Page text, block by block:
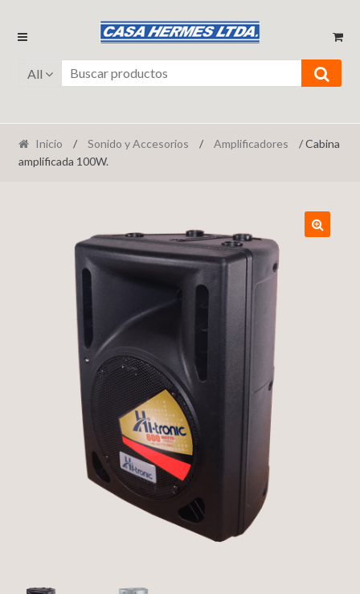
Ir
navegación
Ir
contenido
All
Inicio / Sonido y Accesorios / Amplificadores
/ Cabina
amplificada 100W.